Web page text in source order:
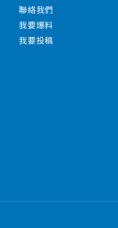
聯絡我們
我要爆料
我要投稿